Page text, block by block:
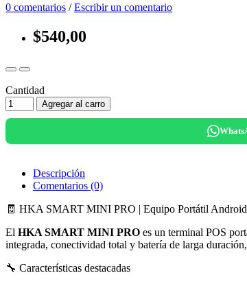
0 comentarios /Escribir un comentario
$540,00
Cantidad
Agregar al carro
Descripción
Comentarios (0)
🧾 HKA SMART MINI PRO | Equipo Portátil Android
El HKA SMART MINI PRO es un terminal POS
integrada, conectividad total y batería de larga
🔧 Características destacadas